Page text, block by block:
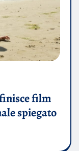
finisce film
spiegato